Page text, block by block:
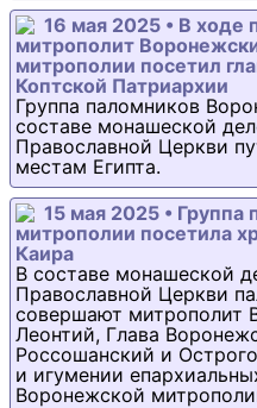
16 мая 2025 • В ходе
митрополит
митрополии посетил
Коптской Патриархии
Группа паломников
составе монашеской
Православной Церкви
местам Египта.
15 мая 2025 •
митрополии посетила
Каира
В составе монашеской
Православной Церкви
совершают митрополит
Леонтий, Глава
Россошанский и
и игумении
Воронежской